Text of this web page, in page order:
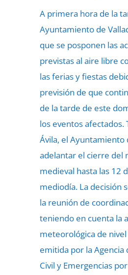
A primera hora de la
Ayuntamiento de
que se posponen las
previstas al aire libre
las ferias y fiestas
previsión de que
de la tarde de este
los eventos afectados.
Ávila, el Ayuntamiento
adelantar el cierre del
medieval hasta las 12
mediodía. La decisión
la reunión de
teniendo en cuenta la
meteorológica de
emitida por la Agencia
Civil y Emergencias